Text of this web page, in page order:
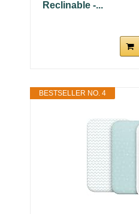
Reclinable -...
BESTSELLER NO. 4